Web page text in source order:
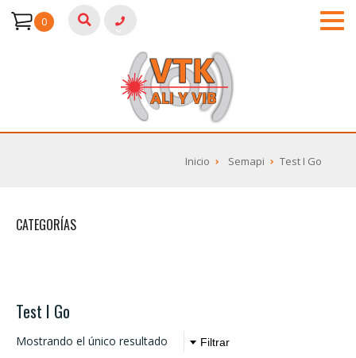
0
Inicio Semapi Test I Go
CATEGORÍAS
Test I Go
Mostrando el único resultado